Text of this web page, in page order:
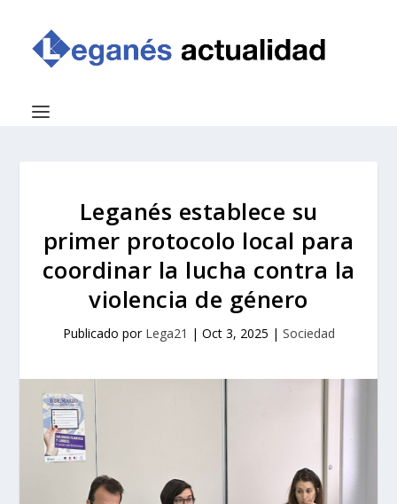
Leganés establece su
primer protocolo local para
coordinar la lucha contra la
violencia de género
Publicado por Lega21 | Oct 3, 2025 | Sociedad